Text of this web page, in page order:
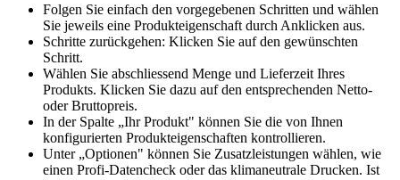
Folgen Sie einfach den vorgegebenen Schritten und wählen
Sie jeweils eine Produkteigenschaft durch Anklicken aus.
Schritte zurückgehen: Klicken Sie auf den gewünschten
Schritt.
Wählen Sie abschliessend Menge und Lieferzeit Ihres
Produkts. Klicken Sie dazu auf den entsprechenden Netto-
oder Bruttopreis.
In der Spalte „Ihr Produkt" können Sie die von Ihnen
konfigurierten Produkteigenschaften kontrollieren.
Unter „Optionen" können Sie Zusatzleistungen wählen, wie
einen Profi-Datencheck oder das klimaneutrale Drucken. Ist